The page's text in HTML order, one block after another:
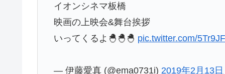
イオンシネマ板橋
映画の上映会&舞台挨拶
いってくるよ🐣🐣🐣 pic.twitter.com/
— 伊藤愛真 (@ema0731i) 2019年2月13日